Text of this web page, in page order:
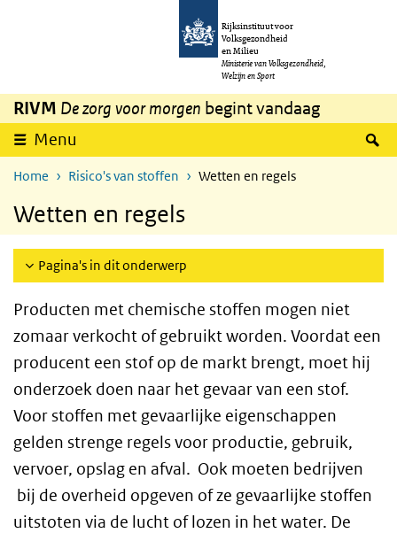
Overslaan en naar de inhoud gaan
Rijksinstituut voor
Volksgezondheid
en Milieu
Ministerie van Volksgezondheid,
Welzijn en Sport
RIVM De zorg voor morgen begint vandaag
Menu
Home Risico's van stoffen Wetten en regels
Wetten en regels
Pagina's in dit onderwerp
Producten met chemische stoffen mogen niet
zomaar verkocht of gebruikt worden. Voordat een
producent een stof op de markt brengt, moet hij
onderzoek doen naar het gevaar van een stof.
Voor stoffen met gevaarlijke eigenschappen
gelden strenge regels voor productie, gebruik,
vervoer, opslag en afval. Ook moeten bedrijven
bij de overheid opgeven of ze gevaarlijke stoffen
uitstoten via de lucht of lozen in het water. De